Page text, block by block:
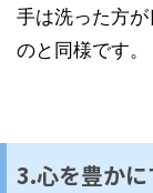
手は洗った方
のと同様です。
3.心を豊かに